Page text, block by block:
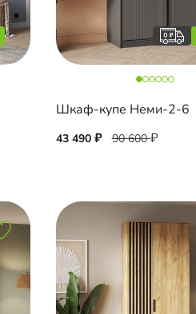
Шкаф-купе Неми-2-6
43 490 90 600